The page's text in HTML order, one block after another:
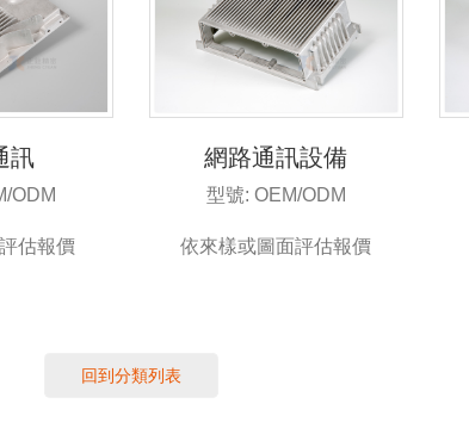
訊
ODM
估報價
網路通訊設備
型號: OEM/ODM
依來樣或圖面評估報價
回到分類列表